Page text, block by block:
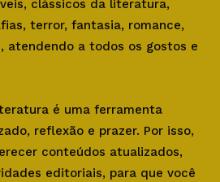
clássicos da literatura,
terror, fantasia, romance,
atendendo a todos os gostos e
é uma ferramenta
reflexão e prazer. Por isso,
conteúdos atualizados,
editoriais, para que você